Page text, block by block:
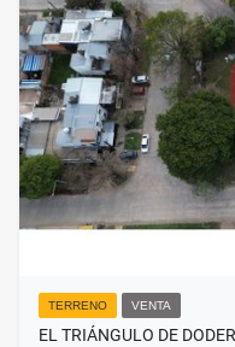
TERRENO VENTA
EL TRIÁNGULO DE